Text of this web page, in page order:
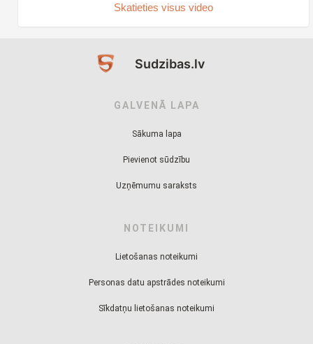
Skatieties visus video
Sudzibas.lv
GALVENĀ LAPA
Sākuma lapa
Pievienot sūdzību
Uzņēmumu saraksts
NOTEIKUMI
Lietošanas noteikumi
Personas datu apstrādes noteikumi
Sīkdatņu lietošanas noteikumi